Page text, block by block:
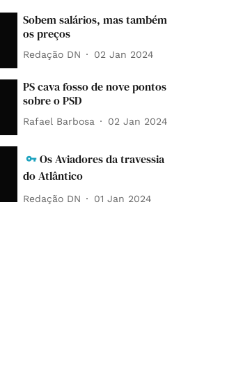
Sobem salários, mas também
os preços
Redação DN 02 Jan 2024
PS cava fosso de nove pontos
sobre o PSD
Rafael Barbosa 02 Jan 2024
Os Aviadores da travessia
do Atlântico
Redação DN 01 Jan 2024